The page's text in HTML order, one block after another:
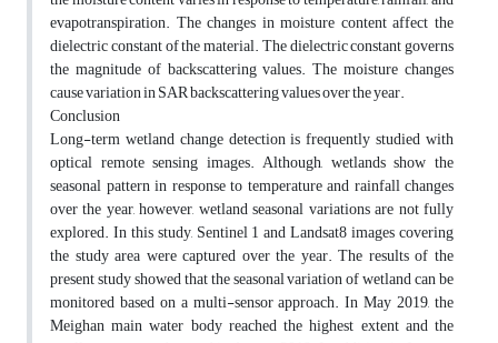
evapotranspiration. The changes in moisture content affect the
dielectric constant of the material. The dielectric constant governs
the magnitude of backscattering values. The moisture changes
cause variation in SAR backscattering values over the year.
Conclusion
Long-term wetland change detection is frequently studied with
optical remote sensing images. Although, wetlands show the
seasonal pattern in response to temperature and rainfall changes
over the year, however, wetland seasonal variations are not fully
explored. In this study, Sentinel 1 and Landsat8 images covering
the study area were captured over the year. The results of the
present study showed that the seasonal variation of wetland can be
monitored based on a multi-sensor approach. In May 2019, the
Meighan main water body reached the highest extent and the